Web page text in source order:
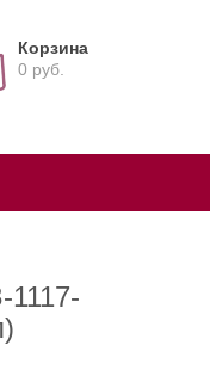
Корзина
0 руб.
1117-